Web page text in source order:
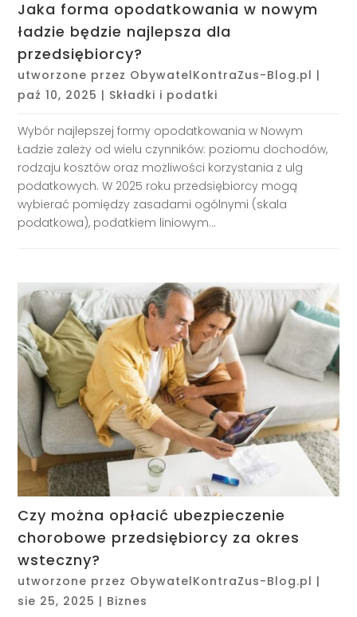
Jaka forma opodatkowania w nowym
ładzie będzie najlepsza dla
przedsiębiorcy?
utworzone przez ObywatelKontraZus-Blog.pl |
paź 10, 2025 | Składki i podatki
Wybór najlepszej formy opodatkowania w Nowym
Ładzie zależy od wielu czynników: poziomu dochodów,
rodzaju kosztów oraz możliwości korzystania z ulg
podatkowych. W 2025 roku przedsiębiorcy mogą
wybierać pomiędzy zasadami ogólnymi (skala
podatkowa), podatkiem liniowym...
Czy można opłacić ubezpieczenie
chorobowe przedsiębiorcy za okres
wsteczny?
utworzone przez ObywatelKontraZus-Blog.pl |
sie 25, 2025 | Biznes